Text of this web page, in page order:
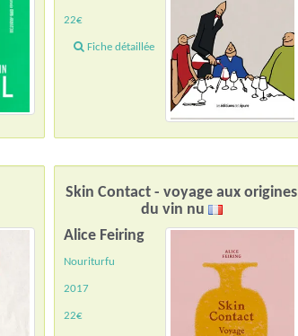
22€
Fiche détaillée
Skin Contact - voyage aux origines
du vin nu
Alice Feiring
Nouriturfu
2017
22€